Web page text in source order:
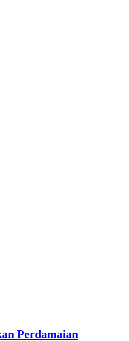
Perdamaian